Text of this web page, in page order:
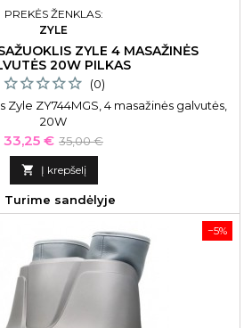
PREKĖS ŽENKLAS:
ZYLE
ZYLE 4 MASAŽINĖS
20W PILKAS
(0)
Zyle ZY744MGS, 4 masažinės galvutės,
20W
Kaina
33,25 € Bazinė
kaina
35,00 €
 Į krepšelį
Turime sandėlyje
−5%